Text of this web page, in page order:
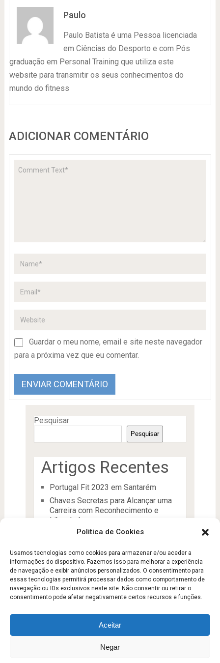
Politica de Cookies
Usamos tecnologias como cookies para armazenar e/ou aceder a
informações do dispositivo. Fazemos isso para melhorar a experiência
de navegação e exibir anúncios personalizados. O consentimento para
essas tecnologias permitirá processar dados como comportamento de
navegação ou IDs exclusivos neste site. Não consentir ou retirar o
consentimento pode afetar negativamente certos recursos e funções.
Aceitar
Negar
Paulo
Paulo Batista é uma Pessoa licenciada
em Ciências do Desporto e com Pós
graduação em Personal Training que utiliza este
website para transmitir os seus conhecimentos do
mundo do fitness
ADICIONAR COMENTÁRIO
Guardar o meu nome, email e site neste navegador
para a próxima vez que eu comentar.
Pesquisar
Pesquisar
Artigos Recentes
Portugal Fit 2023 em Santarém
Chaves Secretas para Alcançar uma
Carreira com Reconhecimento e
Liberdade
manutenção da condição física
Aptidão Física e Saúde
Escola FitnessCopyright © 2026.